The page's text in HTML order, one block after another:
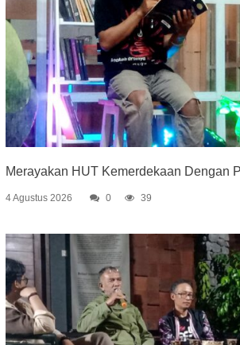
Merayakan HUT Kemerdekaan Dengan
4 Agustus 2026 0 39